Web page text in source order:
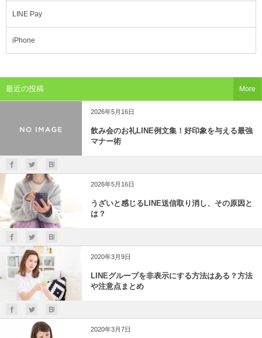
LINE Pay
iPhone
最近の投稿
2026年5月16日
飲み会のお礼LINE例文集！好印象を与える最強
マナー術
2026年5月16日
うざいと感じるLINE送信取り消し、その原因と
は？
2020年3月9日
LINEグループを非表示にする方法はある？方法
や注意点まとめ
2020年3月7日
More